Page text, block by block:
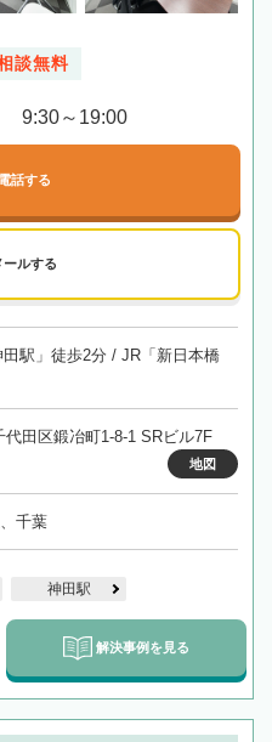
談無料
9:30～19:00
電話する
ールする
駅」徒歩2分 / JR「新日本橋
代田区鍛冶町1-8-1 SRビル7F
地図
千葉
神田駅
解決事例を見る